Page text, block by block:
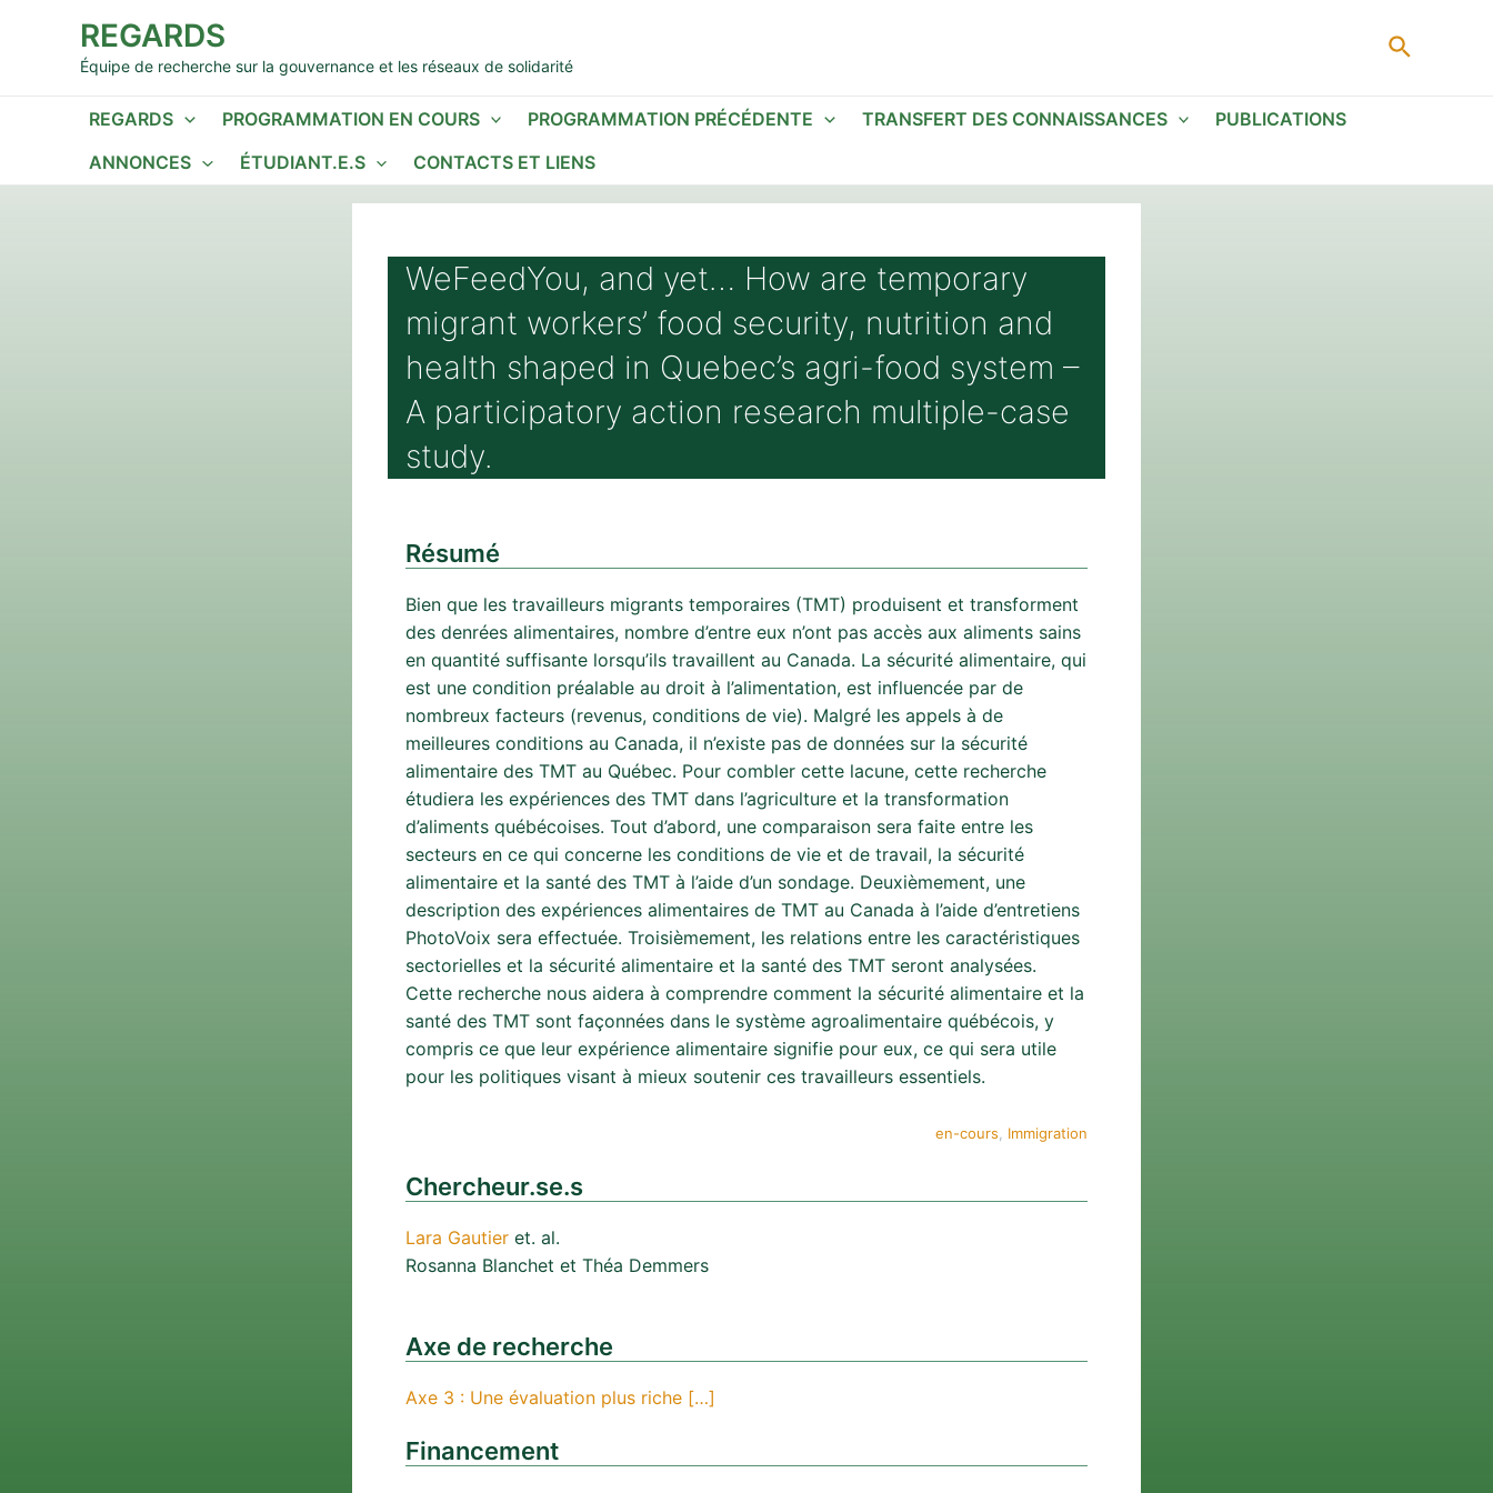
REGARDS
Équipe de recherche sur la gouvernance et les réseaux de solidarité
REGARDS PROGRAMMATION EN COURS PROGRAMMATION PRÉCÉDENTE TRANSFERT DES CONNAISSANCES
PUBLICATIONS
ANNONCES
ÉTUDIANT.E.S CONTACTS ET LIENS
WeFeedYou, and yet… How are temporary
migrant workers’ food security, nutrition and
health shaped in Quebec’s agri-food system –
A participatory action research multiple-case
study.
Résumé
Bien que les travailleurs migrants temporaires (TMT) produisent et transforment
des denrées alimentaires, nombre d’entre eux n’ont pas accès aux aliments sains
en quantité suffisante lorsqu’ils travaillent au Canada. La sécurité alimentaire, qui
est une condition préalable au droit à l’alimentation, est influencée par de
nombreux facteurs (revenus, conditions de vie). Malgré les appels à de
meilleures conditions au Canada, il n’existe pas de données sur la sécurité
alimentaire des TMT au Québec. Pour combler cette lacune, cette recherche
étudiera les expériences des TMT dans l’agriculture et la transformation
d’aliments québécoises. Tout d’abord, une comparaison sera faite entre les
secteurs en ce qui concerne les conditions de vie et de travail, la sécurité
alimentaire et la santé des TMT à l’aide d’un sondage. Deuxièmement, une
description des expériences alimentaires de TMT au Canada à l’aide d’entretiens
PhotoVoix sera effectuée. Troisièmement, les relations entre les caractéristiques
sectorielles et la sécurité alimentaire et la santé des TMT seront analysées.
Cette recherche nous aidera à comprendre comment la sécurité alimentaire et la
santé des TMT sont façonnées dans le système agroalimentaire québécois, y
compris ce que leur expérience alimentaire signifie pour eux, ce qui sera utile
pour les politiques visant à mieux soutenir ces travailleurs essentiels.
en-cours Immigration
Chercheur.se.s
Lara Gautier et. al.
Rosanna Blanchet et Théa Demmers
Axe de recherche
Axe 3 : Une évaluation plus riche […]
Financement